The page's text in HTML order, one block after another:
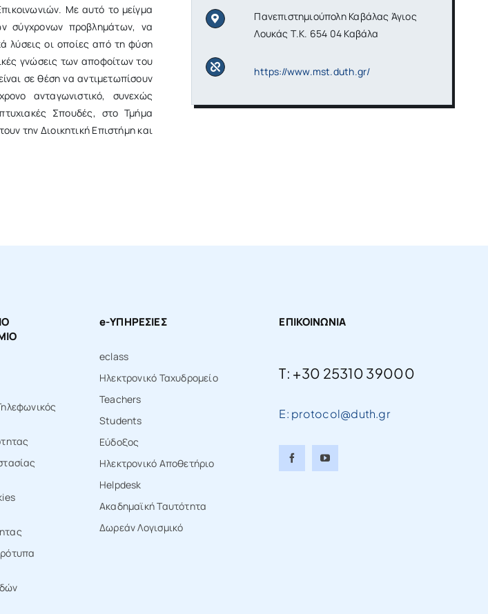
Με αυτό το μείγμα
σύγχρονων προβλημάτων, να
λύσεις οι οποίες από τη φύση
γνώσεις των αποφοίτων του
σε θέση να αντιμετωπίσουν
ανταγωνιστικό, συνεχώς
Σπουδές, στο Τμήμα
την Διοικητική Επιστήμη και
Πανεπιστημιούπολη Καβάλας Άγιος
Λουκάς Τ.Κ. 654 04 Καβάλα
https://www.mst.duth.gr/
e-ΥΠΗΡΕΣΙΕΣ
eclass
Ηλεκτρονικό Ταχυδρομείο
Teachers
Students
Εύδοξος
Ηλεκτρονικό Αποθετήριο
Ηelpdesk
Ακαδημαϊκή Ταυτότητα
Δωρεάν Λογισμικό
ΕΠΙΚΟΙΝΩΝΙΑ
T: +30 25310 39000
E: protocol@duth.gr